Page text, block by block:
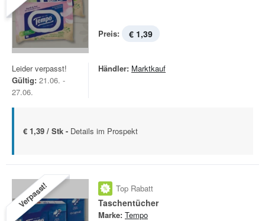
Preis: € 1,39
Leider verpasst!
Gültig: 21.06. -
27.06.
Händler: Marktkauf
€ 1,39 / Stk - Details im Prospekt
Verpasst! Top Rabatt
Taschentücher
Marke: Tempo